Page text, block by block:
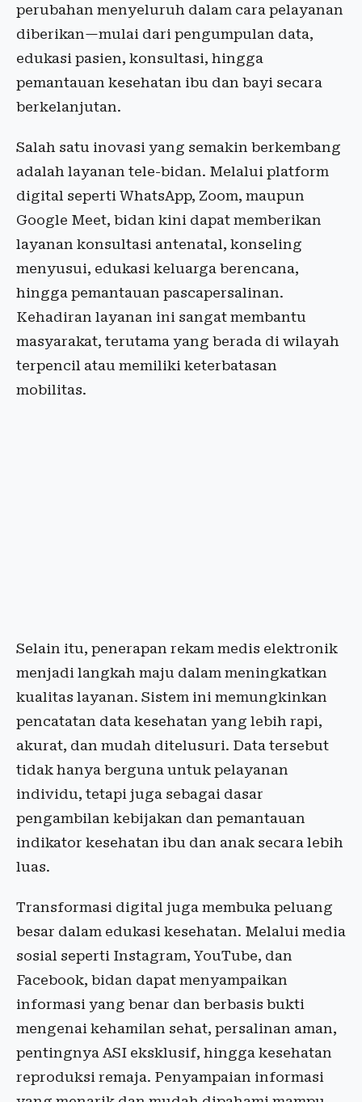
perubahan menyeluruh dalam cara pelayanan
diberikan—mulai dari pengumpulan data,
edukasi pasien, konsultasi, hingga
pemantauan kesehatan ibu dan bayi secara
berkelanjutan.
Salah satu inovasi yang semakin berkembang
adalah layanan tele-bidan. Melalui platform
digital seperti WhatsApp, Zoom, maupun
Google Meet, bidan kini dapat memberikan
layanan konsultasi antenatal, konseling
menyusui, edukasi keluarga berencana,
hingga pemantauan pascapersalinan.
Kehadiran layanan ini sangat membantu
masyarakat, terutama yang berada di wilayah
terpencil atau memiliki keterbatasan
mobilitas.
Selain itu, penerapan rekam medis elektronik
menjadi langkah maju dalam meningkatkan
kualitas layanan. Sistem ini memungkinkan
pencatatan data kesehatan yang lebih rapi,
akurat, dan mudah ditelusuri. Data tersebut
tidak hanya berguna untuk pelayanan
individu, tetapi juga sebagai dasar
pengambilan kebijakan dan pemantauan
indikator kesehatan ibu dan anak secara lebih
luas.
Transformasi digital juga membuka peluang
besar dalam edukasi kesehatan. Melalui media
sosial seperti Instagram, YouTube, dan
Facebook, bidan dapat menyampaikan
informasi yang benar dan berbasis bukti
mengenai kehamilan sehat, persalinan aman,
pentingnya ASI eksklusif, hingga kesehatan
reproduksi remaja. Penyampaian informasi